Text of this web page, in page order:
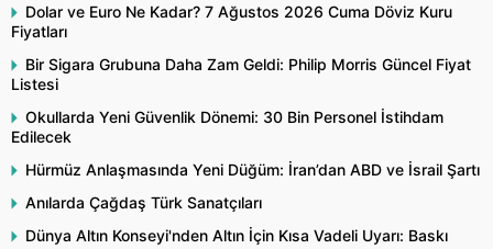
Dolar ve Euro Ne Kadar? 7 Ağustos 2026 Cuma Döviz Kuru
Fiyatları
Bir Sigara Grubuna Daha Zam Geldi: Philip Morris Güncel Fiyat
Listesi
Okullarda Yeni Güvenlik Dönemi: 30 Bin Personel İstihdam
Edilecek
Hürmüz Anlaşmasında Yeni Düğüm: İran’dan ABD ve İsrail Şartı
Anılarda Çağdaş Türk Sanatçıları
Dünya Altın Konseyi'nden Altın İçin Kısa Vadeli Uyarı: Baskı